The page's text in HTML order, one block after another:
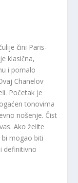
čini Paris-
klasična,
i pomalo
Chanelov
Početak je
tonovima
nošenje. Čist
Ako želite
bi mogao biti
definitivno